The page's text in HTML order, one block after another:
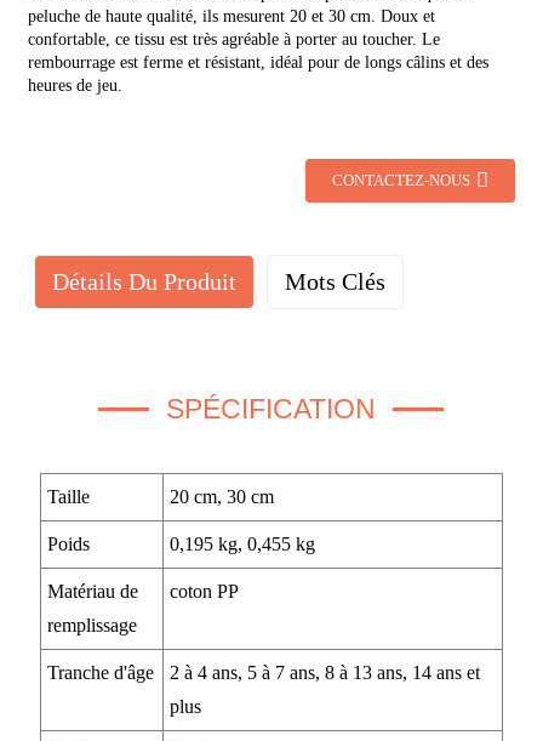
peluche de haute qualité, ils mesurent 20 et 30 cm. Doux et
confortable, ce tissu est très agréable à porter au toucher. Le
rembourrage est ferme et résistant, idéal pour de longs câlins et des
heures de jeu.
CONTACTEZ-NOUS
Détails Du Produit Mots Clés
SPÉCIFICATION
Taille 20 cm, 30 cm
Poids 0,195 kg, 0,455 kg
Matériau de
remplissage
coton PP
Tranche d'âge
2 à 4 ans, 5 à 7 ans, 8 à 13 ans, 14 ans et
plus